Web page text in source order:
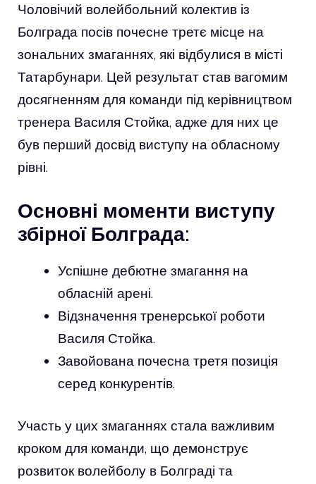
Чоловічий волейбольний колектив із
Болграда посів почесне третє місце на
зональних змаганнях, які відбулися в місті
Татарбунари. Цей результат став вагомим
досягненням для команди під керівництвом
тренера Василя Стойка, адже для них це
був перший досвід виступу на обласному
рівні.
Основні моменти виступу
збірної Болграда:
Успішне дебютне змагання на
обласній арені.
Відзначення тренерської роботи
Василя Стойка.
Завойована почесна третя позиція
серед конкурентів.
Участь у цих змаганнях стала важливим
кроком для команди, що демонструє
розвиток волейболу в Болграді та